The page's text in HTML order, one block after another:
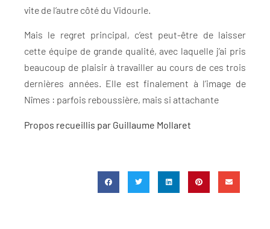
vite de l’autre côté du Vidourle.
Mais le regret principal, c’est peut-être de laisser
cette équipe de grande qualité, avec laquelle j’ai pris
beaucoup de plaisir à travailler au cours de ces trois
dernières années. Elle est finalement à l’image de
Nîmes : parfois reboussière, mais si attachante
Propos recueillis par Guillaume Mollaret